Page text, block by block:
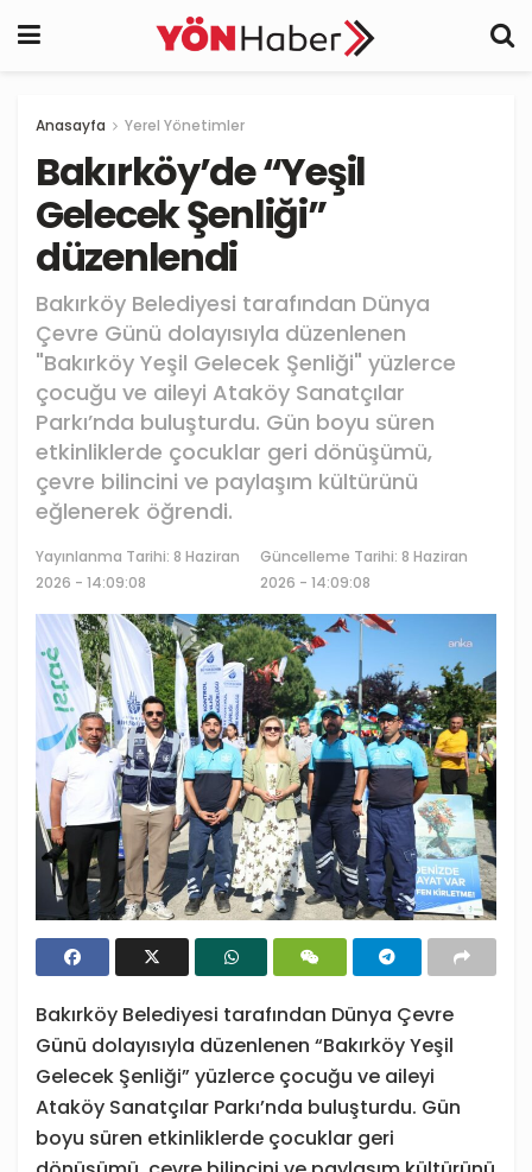
Anasayfa Yerel Yönetimler
Bakırköy’de “Yeşil
Gelecek Şenliği”
düzenlendi
Bakırköy Belediyesi tarafından Dünya
Çevre Günü dolayısıyla düzenlenen
"Bakırköy Yeşil Gelecek Şenliği" yüzlerce
çocuğu ve aileyi Ataköy Sanatçılar
Parkı’nda buluşturdu. Gün boyu süren
etkinliklerde çocuklar geri dönüşümü,
çevre bilincini ve paylaşım kültürünü
eğlenerek öğrendi.
Yayınlanma Tarihi: 8 Haziran
2026 - 14:09:08
Güncelleme Tarihi: 8 Haziran
2026 - 14:09:08
Bakırköy Belediyesi tarafından Dünya Çevre
Günü dolayısıyla düzenlenen “Bakırköy Yeşil
Gelecek Şenliği” yüzlerce çocuğu ve aileyi
Ataköy Sanatçılar Parkı’nda buluşturdu. Gün
boyu süren etkinliklerde çocuklar geri